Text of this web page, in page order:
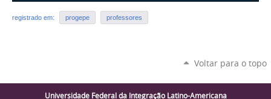
registrado em: progepe professores
Voltar para o topo
Universidade Federal da Integração Latino-Americana